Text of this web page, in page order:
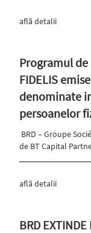
află detalii
Programul
FIDELIS
denominate
persoanelor
BRD – Groupe
de BT Capital
află detalii
BRD